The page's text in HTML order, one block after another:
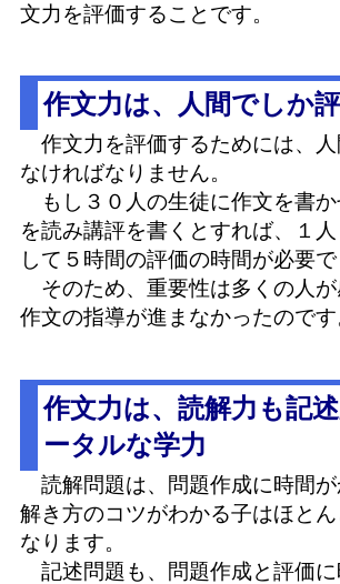
文力を評価することです。
作文力は、人間でしか
作文力を評価するためには、人
なければなりません。
もし３０人の生徒に作文を書
を読み講評を書くとすれば、１
して５時間の評価の時間が必要で
そのため、重要性は多くの人が
作文の指導が進まなかったのです
作文力は、読解力も記
ータルな学力
読解問題は、問題作成に時間が
解き方のコツがわかる子はほと
なります。
記述問題も、問題作成と評価に